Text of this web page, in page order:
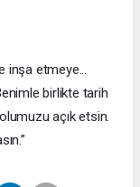
inşa etmeye...
birlikte tarih
açık etsin.